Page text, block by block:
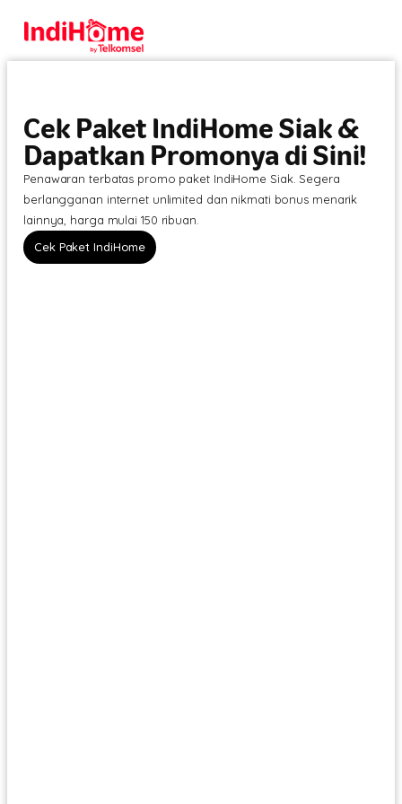
Cek Paket IndiHome Siak &
Dapatkan Promonya di Sini!
Penawaran terbatas promo paket IndiHome Siak. Segera
berlangganan internet unlimited dan nikmati bonus menarik
lainnya, harga mulai 150 ribuan.
Cek Paket IndiHome